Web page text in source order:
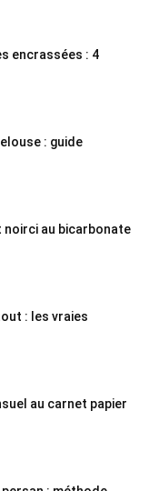
encrassées : 4
: guide
noirci au bicarbonate
: les vraies
au carnet papier